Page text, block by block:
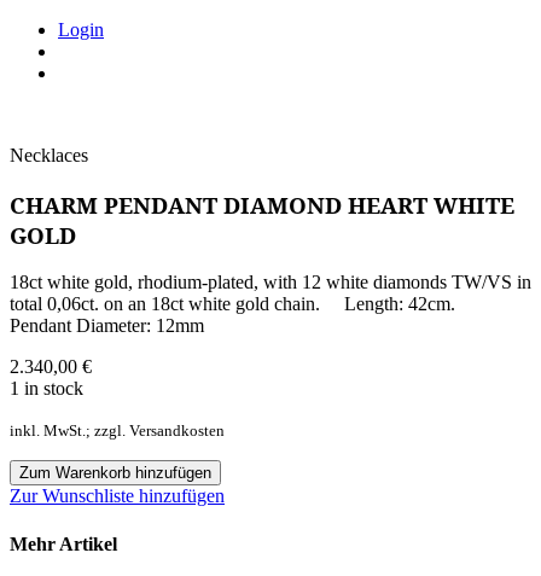
Login
Necklaces
CHARM PENDANT DIAMOND HEART WHITE
GOLD
18ct white gold, rhodium-plated, with 12 white diamonds TW/VS in
total 0,06ct. on an 18ct white gold chain. Length: 42cm.
Pendant Diameter: 12mm
2.340,00 €
1 in stock
inkl. MwSt.; zzgl. Versandkosten
Zum Warenkorb hinzufügen
Zur Wunschliste hinzufügen
Mehr Artikel